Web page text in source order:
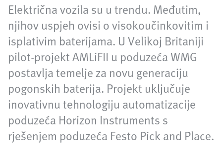
Električna vozila su u trendu. Međutim,
njihov uspjeh ovisi o visokoučinkovitim i
isplativim baterijama. U Velikoj Britaniji
pilot-projekt AMLiFII u poduzeća WMG
postavlja temelje za novu generaciju
pogonskih baterija. Projekt uključuje
inovativnu tehnologiju automatizacije
poduzeća Horizon Instruments s
rješenjem poduzeća Festo Pick and Place.